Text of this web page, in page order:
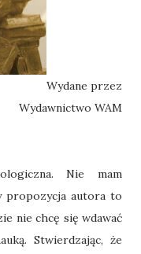
Wydane przez
Wydawnictwo WAM
Nie mam
propozycja autora to
nie chcę się wdawać
Stwierdzając, że